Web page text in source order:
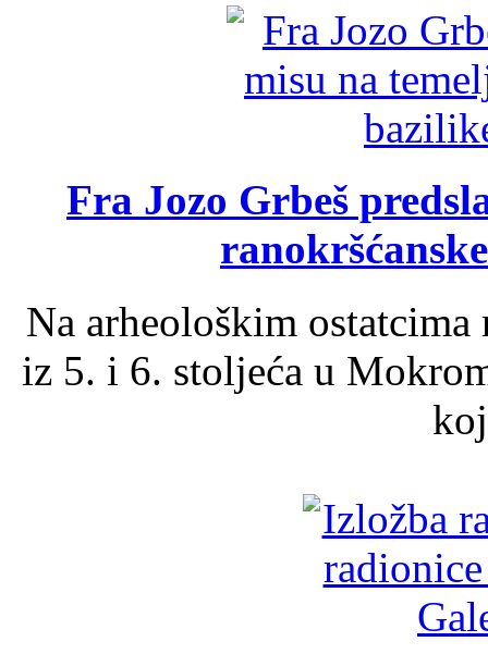
Fra Jozo Grbeš
Na arheološkim
iz 5. i 6. stoljeća u